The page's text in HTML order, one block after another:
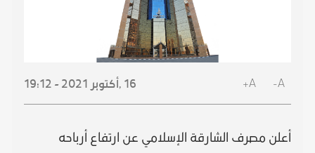
A-
A+
16 , أكتوبر 2021 - 19:12
أعلن مصرف الشارقة الإسلامي عن ارتفاع أرباحه